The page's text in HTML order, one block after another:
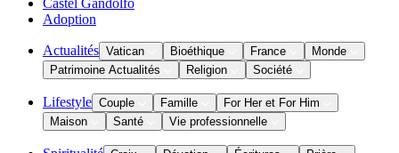
Castel Gandolfo
Adoption
Actualités Vatican Bioéthique France
Monde
Patrimoine Actualités
Religion Société
Lifestyle Couple Famille
For Her et For Him
Maison
Santé Vie professionnelle